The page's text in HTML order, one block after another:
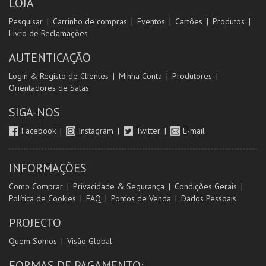
Pesquisar Carrinho de compras Eventos Cartões
Produtos
Livro de Reclamações
AUTENTICAÇÃO
Login & Registo de Clientes Minha Conta
Produtores
Orientadores de Salas
SIGA-NOS
Facebook Instagram Twitter E-mail
INFORMAÇÕES
Como Comprar Privacidade & Segurança
Condições Gerais
Política de Cookies
FAQ Pontos de Venda Dados Pessoais
PROJECTO
Quem Somos Visão Global